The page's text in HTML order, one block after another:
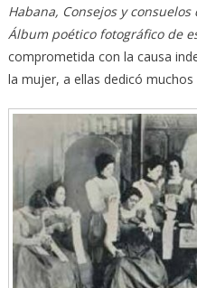
Habana, Consejos y
Álbum poético fotográfico de
comprometida con la causa
la mujer, a ellas dedicó